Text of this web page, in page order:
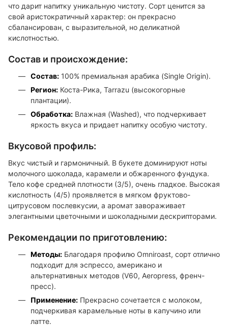
что дарит напитку уникальную чистоту. Сорт ценится за
свой аристократичный характер: он прекрасно
сбалансирован, с выразительной, но деликатной
кислотностью.
Состав и происхождение:
Состав: 100% премиальная арабика (Single Origin).
Регион: Коста-Рика, Tarrazu (высокогорные
плантации).
Обработка: Влажная (Washed), что подчеркивает
яркость вкуса и придает напитку особую чистоту.
Вкусовой профиль:
Вкус чистый и гармоничный. В букете доминируют ноты
молочного шоколада, карамели и обжаренного фундука.
Тело кофе средней плотности (3/5), очень гладкое. Высокая
кислотность (4/5) проявляется в мягком фруктово-
цитрусовом послевкусии, а аромат завораживает
элегантными цветочными и шоколадными дескрипторами.
Рекомендации по приготовлению:
Методы: Благодаря профилю Omniroast, сорт отлично
подходит для эспрессо, американо и
альтернативных методов (V60, Aeropress, френч-
пресс).
Применение: Прекрасно сочетается с молоком,
подчеркивая карамельные ноты в капучино или
латте.